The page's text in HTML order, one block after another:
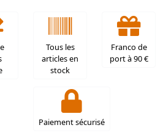
Tous les
articles en
stock
Franco de
port à 90 €
Paiement sécurisé